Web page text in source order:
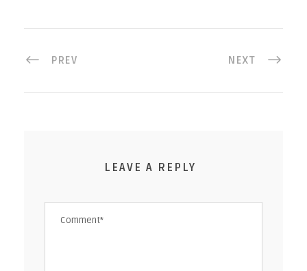
PREV NEXT
LEAVE A REPLY